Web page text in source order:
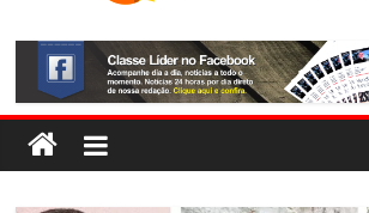
ALTERNATIVAS
LORENA, PINDAMONHANGABA E
PELA FÁBRICA DA COCA-COLA!